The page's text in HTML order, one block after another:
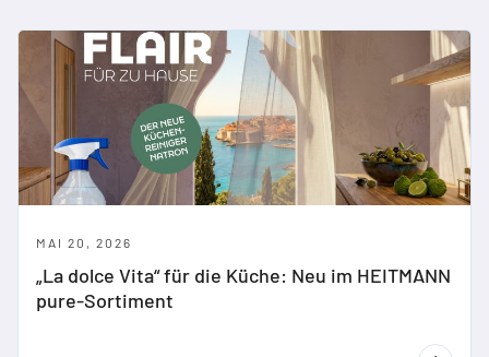
MAI 20, 2026
„La dolce Vita“ für die Küche: Neu im HEITMANN
pure-Sortiment